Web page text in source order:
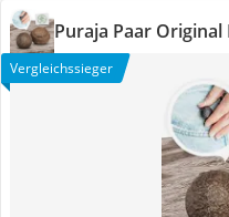
Puraja Paar
Vergleichssieger